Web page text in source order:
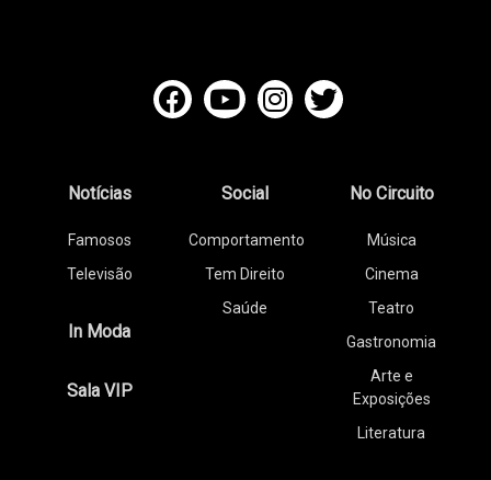
Notícias
Famosos
Televisão
In Moda
Sala VIP
Social
Comportamento
Tem Direito
Saúde
No Circuito
Música
Cinema
Teatro
Gastronomia
Arte e
Exposições
Literatura